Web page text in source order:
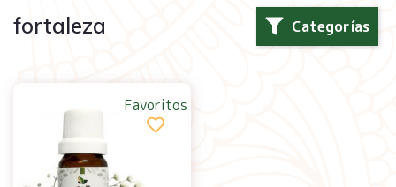
Categorías
fortaleza
Favoritos